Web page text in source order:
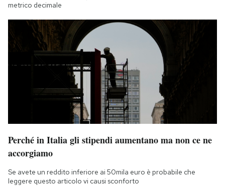
metrico decimale
Perché in Italia gli stipendi aumentano ma non ce ne
accorgiamo
Se avete un reddito inferiore ai 50mila euro è probabile che
leggere questo articolo vi causi sconforto